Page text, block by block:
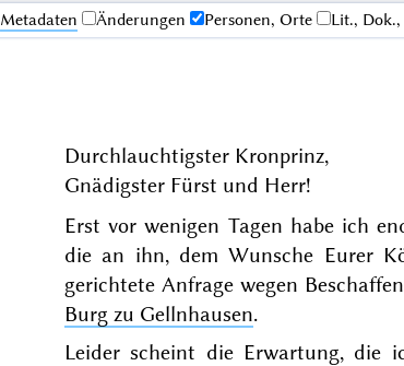
Me­ta­da­ten Änderungen Personen, Orte Lit., Dok.,
Durchlauchtigster Kronprinz,
Gnädigster Fürst und Herr!
Erst vor wenigen Tagen habe ich
die an ihn, dem Wunsche Eurer
gerichtete Anfrage wegen
Burg zu Gellnhausen.
Leider scheint die Erwartung, die